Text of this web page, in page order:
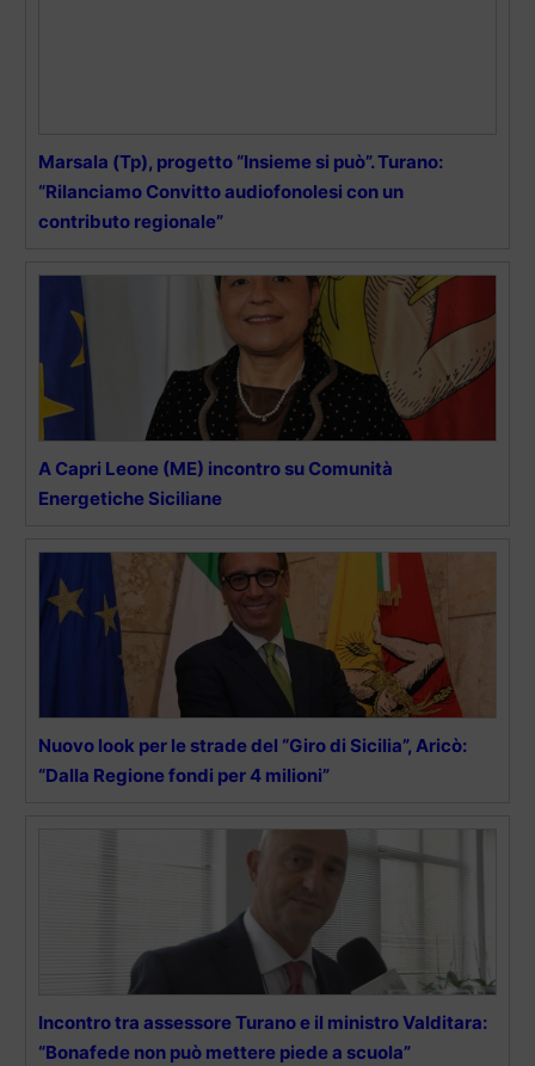
Marsala (Tp), progetto “Insieme si può”. Turano:
“Rilanciamo Convitto audiofonolesi con un
contributo regionale”
A Capri Leone (ME) incontro su Comunità
Energetiche Siciliane
Nuovo look per le strade del “Giro di Sicilia”, Aricò:
“Dalla Regione fondi per 4 milioni”
Incontro tra assessore Turano e il ministro Valditara:
“Bonafede non può mettere piede a scuola”